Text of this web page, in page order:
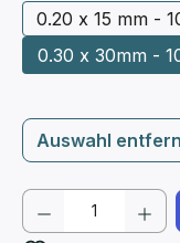
0.20 x 15 mm -
0.30 x 30mm -
Auswahl
Produkt